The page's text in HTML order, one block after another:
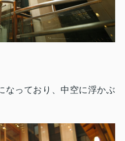
なっており、中空に浮かぶ